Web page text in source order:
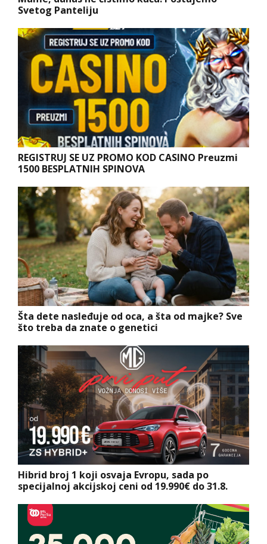
Svetog Panteliju
REGISTRUJ SE UZ PROMO KOD CASINO Preuzmi
1500 BESPLATNIH SPINOVA
Šta dete nasleđuje od oca, a šta od majke? Sve
što treba da znate o genetici
Hibrid broj 1 koji osvaja Evropu, sada po
specijalnoj akcijskoj ceni od 19.990€ do 31.8.